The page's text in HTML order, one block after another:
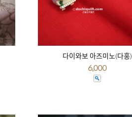
다이와보 아즈미노(다홍)
6,000